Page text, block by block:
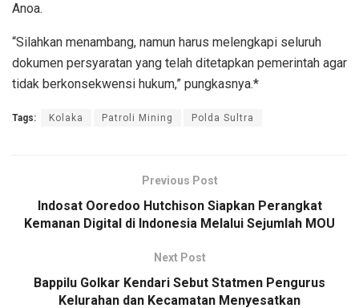
Anoa.
“Silahkan menambang, namun harus melengkapi seluruh
dokumen persyaratan yang telah ditetapkan pemerintah agar
tidak berkonsekwensi hukum,” pungkasnya.*
Tags: Kolaka Patroli Mining Polda Sultra
Previous Post
Indosat Ooredoo Hutchison Siapkan Perangkat
Kemanan Digital di Indonesia Melalui Sejumlah MOU
Next Post
Bappilu Golkar Kendari Sebut Statmen Pengurus
Kelurahan dan Kecamatan Menyesatkan